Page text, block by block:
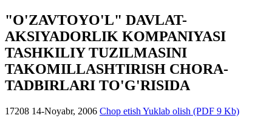
"O'ZAVTOYO'L" DAVLAT-
AKSIYADORLIK KOMPANIYASI
TASHKILIY TUZILMASINI
TAKOMILLASHTIRISH CHORA-
TADBIRLARI TO'G'RISIDA
17208 14-Noyabr, 2006 Chop etish Yuklab olish (PDF 9 Kb)